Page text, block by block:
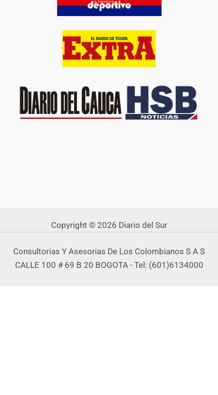
Copyright © 2026 Diario del Sur
Consultorias Y Asesorias De Los Colombianos S A S
CALLE 100 # 69 B 20 BOGOTA - Tel: (601)6134000